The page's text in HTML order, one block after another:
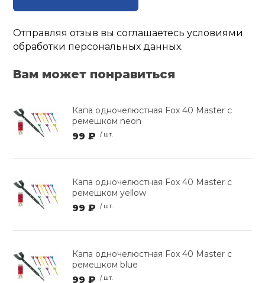
Отправляя отзыв вы соглашаетесьусловиями
обработки персональных данных.
Вам может понравиться
Капа одночелюстная Fox 40 Master с
ремешком neon
99 ₽ / шт.
Капа одночелюстная Fox 40 Master с
ремешком yellow
99 ₽ / шт.
Капа одночелюстная Fox 40 Master с
ремешком blue
99 ₽ / шт.